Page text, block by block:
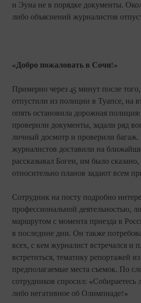
и Эуна не в порядке документы.
либо объяснений журналистов
«Добро пожаловать в Сочи!»
Примерно через 45 минут после
отпустили из полиции в Туапсе, на
опять остановила дорожная
проверили документы, задали ряд
личный досмотр и проверили багаж.
журналистов доставили на
рассказывал Боген, им было
относительно планов задают всем
Сотрудник на посту подробно
профессиональной деятельностью,
маршрутом с момента приезда в
в последние дни. Он также
всех, с кем журналист встречался и
встретиться, тематику репортажей
предполагаемые места съемок. По
сотрудников спросил:
либо негативное об Олимпиаде?»